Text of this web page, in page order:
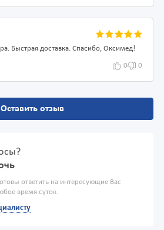
Быстрая доставка. Спасибо, Оксимед!
0 0
Оставить отзыв
ответить на интересующие Вас
время суток.